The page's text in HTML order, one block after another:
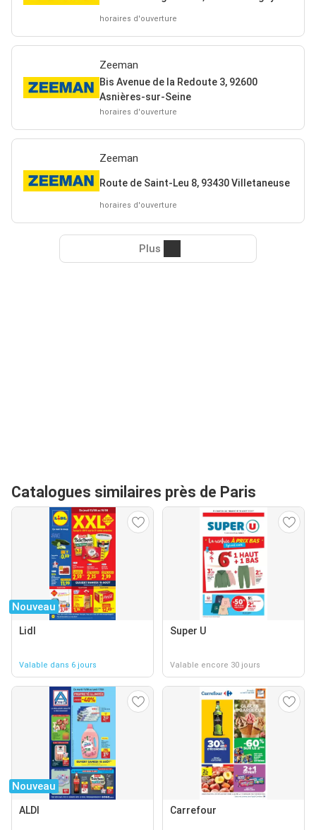
horaires d'ouverture
Zeeman
Bis Avenue de la Redoute 3, 92600
Asnières-sur-Seine
horaires d'ouverture
Zeeman
Route de Saint-Leu 8, 93430 Villetaneuse
horaires d'ouverture
Plus
Catalogues similaires près de Paris
Nouveau
Lidl
Valable dans 6 jours
Super U
Valable encore 30 jours
Nouveau
ALDI Carrefour